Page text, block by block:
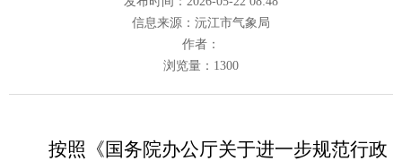
信息来源：沅江市气象局
作者：
浏览量： 1300
按照 《国务院办公厅关于进一步规范行政